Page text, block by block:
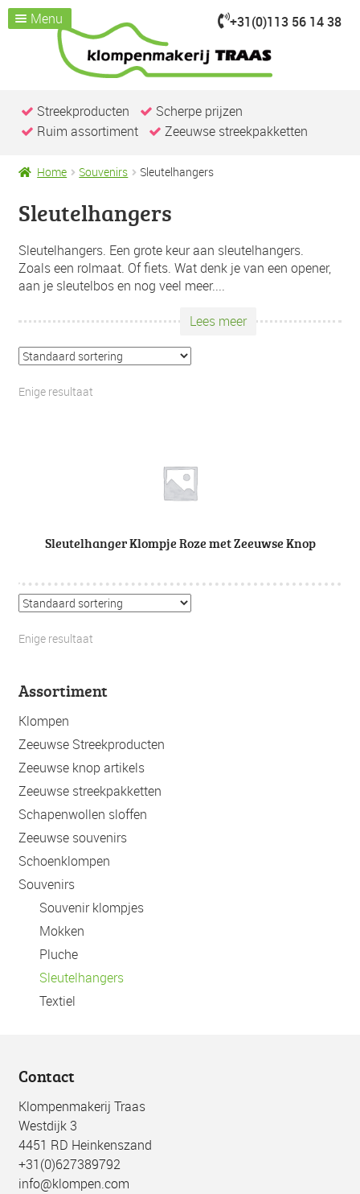
+31(0)113 56 14 38
Ga
GaMenu
Home
Assortiment
Submenu
Kijk je nemen
Over ons
Nieuws & Evenementen
Contact / openingstijden
Streekproducten
Scherpe prijzen
Ruim assortiment
Zeeuwse streekpakketten
Home Souvenirs Sleutelhangers
Sleutelhangers
Sleutelhangers. Een grote keur aan sleutelhangers.
Zoals een rolmaat. Of fiets. Wat denk je van een opener,
aan je sleutelbos en nog veel meer....
Lees meer
Enige resultaat
Sleutelhanger Klompje Roze met Zeeuwse Knop
Enige resultaat
Assortiment
Klompen
Zeeuwse Streekproducten
Zeeuwse knop artikels
Zeeuwse streekpakketten
Schapenwollen sloffen
Zeeuwse souvenirs
Schoenklompen
Souvenirs
Souvenir klompjes
Mokken
Pluche
Sleutelhangers
Textiel
Contact
Klompenmakerij Traas
Westdijk 3
4451 RD Heinkenszand
+31(0)627389792
info@klompen.com